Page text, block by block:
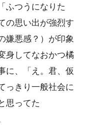
ふつうになりた
の思い出が強烈す
嫌悪感？）が印象
身してなおかつ橘
に、「え。君、仮
っきり一般社会に
思ってた